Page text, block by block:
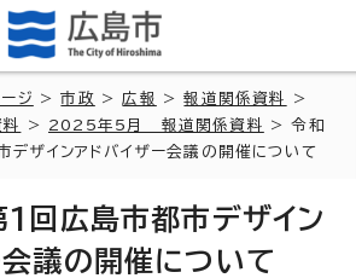
ージ >市政 >広報 >報道関係資料
>
> 2025年5月 報道関係資料
> 令和
ザインアドバイザー会議の開催について
回広島市都市デザイン
会議の開催について